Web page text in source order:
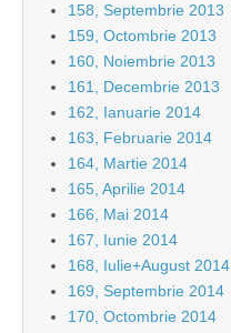
158, Septembrie 2013
159, Octombrie 2013
160, Noiembrie 2013
161, Decembrie 2013
162, Ianuarie 2014
163, Februarie 2014
164, Martie 2014
165, Aprilie 2014
166, Mai 2014
167, Iunie 2014
168, Iulie+August 2014
169, Septembrie 2014
170, Octombrie 2014